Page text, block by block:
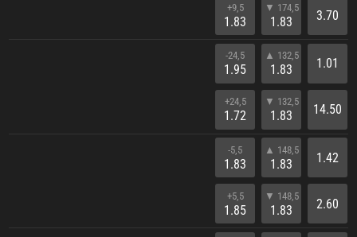
+9,5
1.83
▼ 174,5
1.83 3.70
-24,5
1.95
+24,5
1.72
▲ 132,5
1.83
▼ 132,5
1.83
1.01
14.50
-5,5
1.83
+5,5
1.85
▲ 148,5
1.83
▼ 148,5
1.83
1.42
2.60